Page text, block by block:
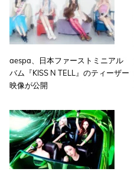
aespa、日本ファーストミニアル
バム『KISS N TELL』のティーザー
映像が公開